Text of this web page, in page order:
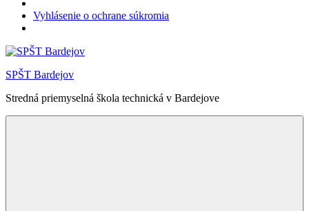
Vyhlásenie o ochrane súkromia
Skip
content
SPŠT Bardejov
Stredná priemyselná škola technická v Bardejove